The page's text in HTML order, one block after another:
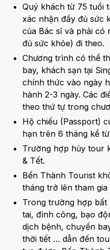
Quý khách từ 75 tuổi
xác nhận đầy đủ sức
của Bác sĩ và phải có
đủ sức khỏe) đi theo.
Chương trình có thể
bay, khách sạn tại
chính thức vào ngày
hành 2-3 ngày. Các
theo thứ tự trong
Hộ chiếu (Passport)
hạn trên 6 tháng kể
Trường hợp hủy tour
& Tết.
Bến Thành Tourist
tháng trở lên tham
Trong trường hợp bất
tai, đình công, bạo
dịch bệnh, chuyến
thời tiết … dẫn đến